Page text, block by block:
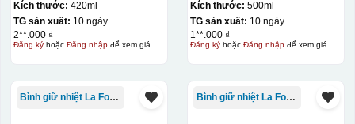
420 ml – 012348
Kích thước: 420ml
TG sản xuất: 10 ngày
2**.000 ₫
Đăng kýhoặc Đăng nhậpđể xem giá
Kích thước: 500ml
TG sản xuất: 10 ngày
1**.000 ₫
Đăng kýhoặc Đăng nhậpđể xem giá
Bình giữ nhiệt La Fonte Bình giữ nhiệt La Fonte